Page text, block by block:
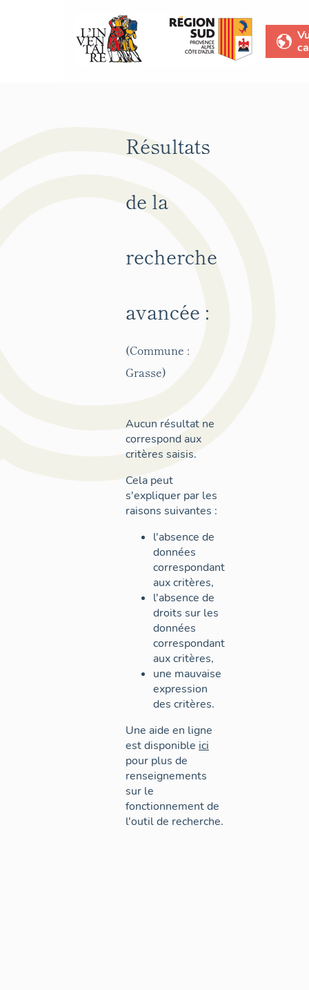
Résultats
de la
recherche
avancée :
(Commune :
Grasse)
Aucun résultat ne
correspond aux
critères saisis.
Cela peut
s'expliquer par les
raisons suivantes :
l'absence de
données
correspondant
aux critères,
l'absence de
droits sur les
données
correspondant
aux critères,
une mauvaise
expression
des critères.
Une aide en ligne
est disponible ici
pour plus de
renseignements
sur le
fonctionnement de
l'outil de recherche.